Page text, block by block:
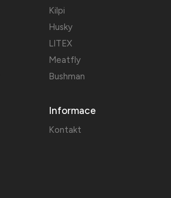
Kilpi
Husky
LITEX
Meatfly
Bushman
Informace
Kontakt